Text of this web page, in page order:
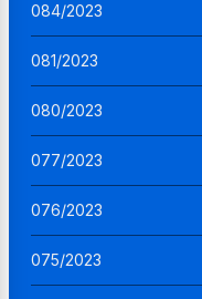
084/2023
081/2023
080/2023
077/2023
076/2023
075/2023